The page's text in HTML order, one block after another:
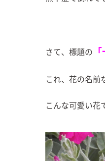
さて、標題の
これ、花の名前
こんな可愛い